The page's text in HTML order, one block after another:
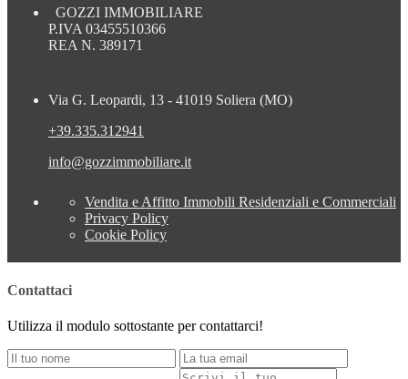
GOZZI IMMOBILIARE
P.IVA 03455510366
REA N. 389171
Via G. Leopardi, 13 - 41019 Soliera (MO)
+39.335.312941
info@gozzimmobiliare.it
Vendita e Affitto Immobili Residenziali e Commerciali
Privacy Policy
Cookie Policy
Contattaci
Utilizza il modulo sottostante per contattarci!